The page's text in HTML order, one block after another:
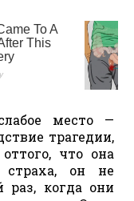
место —
трагедии,
что она
страха, он не
когда они